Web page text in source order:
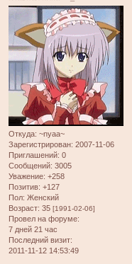
Откуда: ~nyaa~
Зарегистрирован: 2007-11-06
Приглашений: 0
Сообщений: 3005
Уважение: +258
Позитив: +127
Пол: Женский
Возраст: 35 [1991-02-06]
Провел на форуме:
7 дней 21 час
Последний визит:
2011-11-12 14:53:49